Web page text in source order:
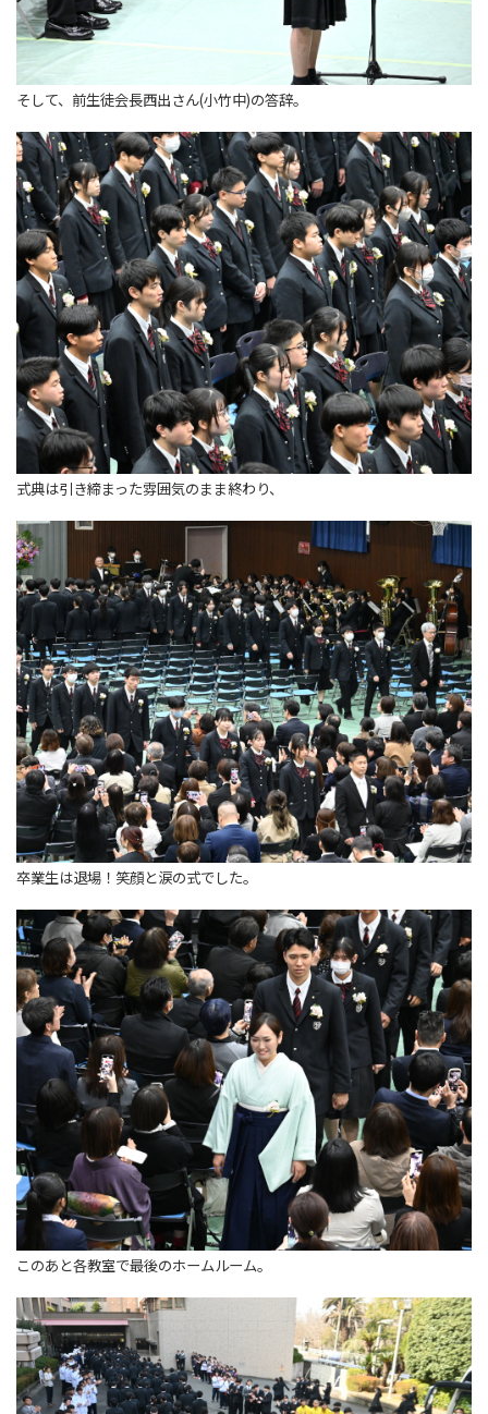
そして、前生徒会長西出さん(小竹中)の答辞。
式典は引き締まった雰囲気のまま終わり、
卒業生は退場！笑顔と涙の式でした。
このあと各教室で最後のホームルーム。